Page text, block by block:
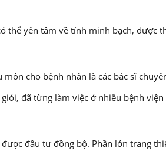
thể yên tâm về tính minh bạch, được
cho bệnh nhân là các bác sĩ
đã từng làm việc ở nhiều bệnh
đầu tư đồng bộ. Phần lớn trang